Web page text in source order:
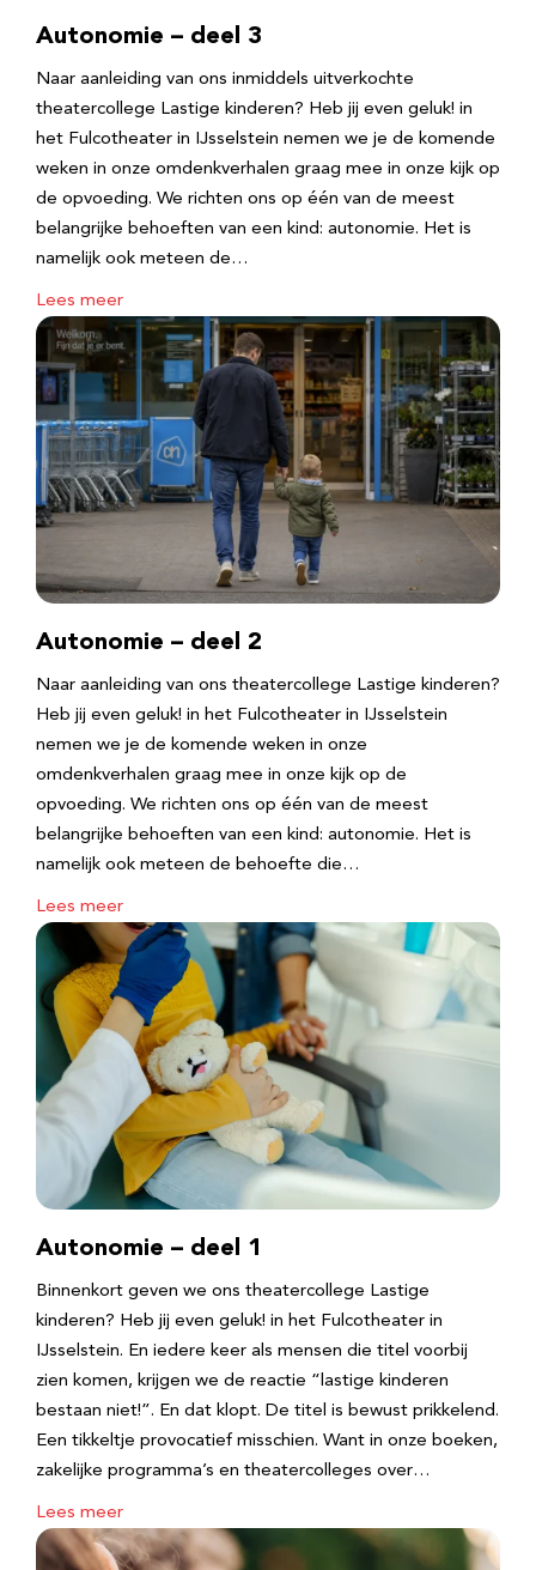
Autonomie – deel 3
Naar aanleiding van ons inmiddels uitverkochte
theatercollege Lastige kinderen? Heb jij even geluk! in
het Fulcotheater in IJsselstein nemen we je de komende
weken in onze omdenkverhalen graag mee in onze kijk op
de opvoeding. We richten ons op één van de meest
belangrijke behoeften van een kind: autonomie. Het is
namelijk ook meteen de…
Lees meer
Autonomie – deel 2
Naar aanleiding van ons theatercollege Lastige kinderen?
Heb jij even geluk! in het Fulcotheater in IJsselstein
nemen we je de komende weken in onze
omdenkverhalen graag mee in onze kijk op de
opvoeding. We richten ons op één van de meest
belangrijke behoeften van een kind: autonomie. Het is
namelijk ook meteen de behoefte die…
Lees meer
Autonomie – deel 1
Binnenkort geven we ons theatercollege Lastige
kinderen? Heb jij even geluk! in het Fulcotheater in
IJsselstein. En iedere keer als mensen die titel voorbij
zien komen, krijgen we de reactie “lastige kinderen
bestaan niet!”. En dat klopt. De titel is bewust prikkelend.
Een tikkeltje provocatief misschien. Want in onze boeken,
zakelijke programma’s en theatercolleges over…
Lees meer